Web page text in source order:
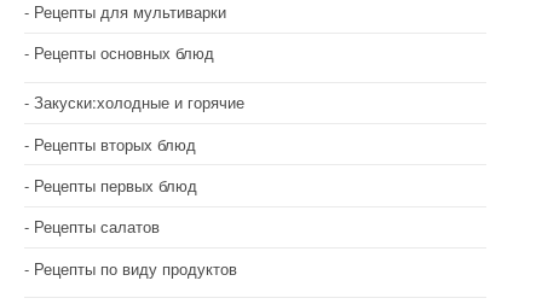
Рецепты для мультиварки
Рецепты основных блюд
Закуски:холодные и горячие
Рецепты вторых блюд
Рецепты первых блюд
Рецепты салатов
Рецепты по виду продуктов